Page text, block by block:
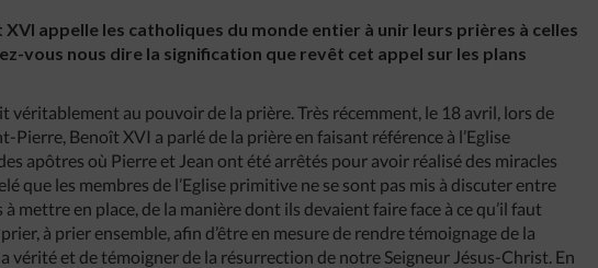
XVI appelle les catholiques du monde entier à unir leurs prières à celles
vous nous dire la signification que revêt cet appel sur les plans
véritablement au pouvoir de la prière. Très récemment, le 18 avril, lors de
Pierre, Benoît XVI a parlé de la prière en faisant référence à l’Eglise
apôtres où Pierre et Jean ont été arrêtés pour avoir réalisé des miracles
que les membres de l’Eglise primitive ne se sont pas mis à discuter entre
mettre en place, de la manière dont ils devaient faire face à ce qu’il faut
à prier ensemble, afin d’être en mesure de rendre témoignage de la
vérité et de témoigner de la résurrection de notre Seigneur Jésus-Christ. En